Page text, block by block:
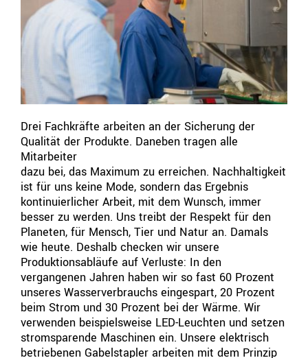
Drei Fachkräfte arbeiten an der Sicherung der
Qualität der Produkte. Daneben tragen alle
Mitarbeiter
dazu bei, das Maximum zu erreichen. Nachhaltigkeit
ist für uns keine Mode, sondern das Ergebnis
kontinuierlicher Arbeit, mit dem Wunsch, immer
besser zu werden. Uns treibt der Respekt für den
Planeten, für Mensch, Tier und Natur an. Damals
wie heute. Deshalb checken wir unsere
Produktionsabläufe auf Verluste: In den
vergangenen Jahren haben wir so fast 60 Prozent
unseres Wasserverbrauchs eingespart, 20 Prozent
beim Strom und 30 Prozent bei der Wärme. Wir
verwenden beispielsweise LED-Leuchten und setzen
stromsparende Maschinen ein. Unsere elektrisch
betriebenen Gabelstapler arbeiten mit dem Prinzip